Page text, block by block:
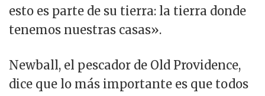
esto es parte de su tierra: la tierra donde
tenemos nuestras casas».
Newball, el pescador de Old Providence,
dice que lo más importante es que todos